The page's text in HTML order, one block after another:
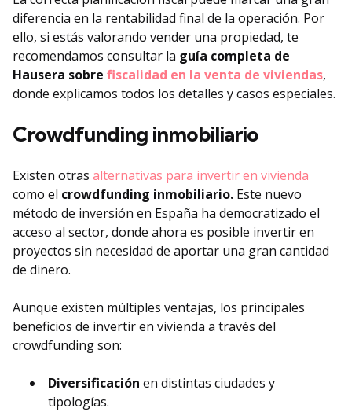
diferencia en la rentabilidad final de la operación. Por
ello, si estás valorando vender una propiedad, te
recomendamos consultar la guía completa de
Hausera sobre fiscalidad en la venta de viviendas,
donde explicamos todos los detalles y casos especiales.
Crowdfunding inmobiliario
Existen otras alternativas para invertir en vivienda
como el crowdfunding inmobiliario. Este nuevo
método de inversión en España ha democratizado el
acceso al sector, donde ahora es posible invertir en
proyectos sin necesidad de aportar una gran cantidad
de dinero.
Aunque existen múltiples ventajas, los principales
beneficios de invertir en vivienda a través del
crowdfunding son:
Diversificación en distintas ciudades y
tipologías.